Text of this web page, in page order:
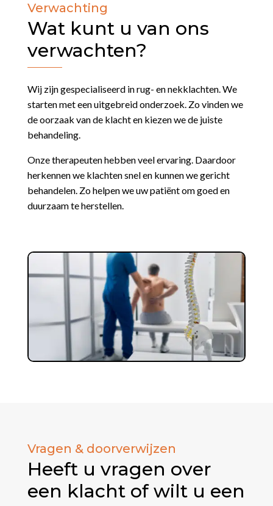
Verwachting
Wat kunt u van ons
verwachten?
Wij zijn gespecialiseerd in rug- en nekklachten. We
starten met een uitgebreid onderzoek. Zo vinden we
de oorzaak van de klacht en kiezen we de juiste
behandeling.
Onze therapeuten hebben veel ervaring. Daardoor
herkennen we klachten snel en kunnen we gericht
behandelen. Zo helpen we uw patiënt om goed en
duurzaam te herstellen.
Vragen & doorverwijzen
Heeft u vragen over
een klacht of wilt u een